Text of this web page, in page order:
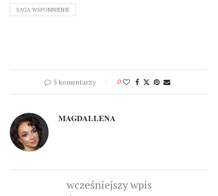
SAGA WSPOMNIENIE
5 komentarzy 0
MAGDALLENA
wcześniejszy wpis